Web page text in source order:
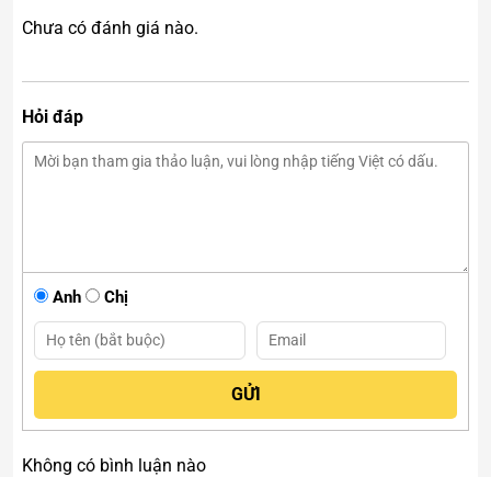
Chưa có đánh giá nào.
Hỏi đáp
Anh Chị
Không có bình luận nào